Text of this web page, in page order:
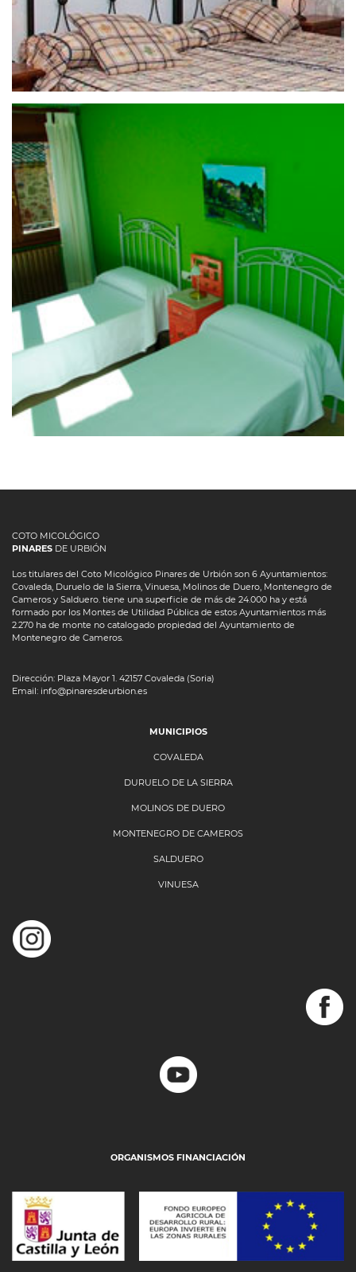
25 de septiembre de 2020
CASA RURAL LA CASA DE LA
HUERTA
COTO MICOLÓGICO
PINARES DE URBIÓN
Los titulares del Coto Micológico Pinares de Urbión son 6 Ayuntamientos:
Covaleda, Duruelo de la Sierra, Vinuesa, Molinos de Duero, Montenegro de
Cameros y Salduero. tiene una superficie de más de 24.000 ha y está
formado por los Montes de Utilidad Pública de estos Ayuntamientos más
2.270 ha de monte no catalogado propiedad del Ayuntamiento de
Montenegro de Cameros.
Dirección: Plaza Mayor 1. 42157 Covaleda (Soria)
Email: info@pinaresdeurbion.es
MUNICIPIOS
COVALEDA
DURUELO DE LA SIERRA
MOLINOS DE DUERO
MONTENEGRO DE CAMEROS
SALDUERO
VINUESA
ORGANISMOS FINANCIACIÓN